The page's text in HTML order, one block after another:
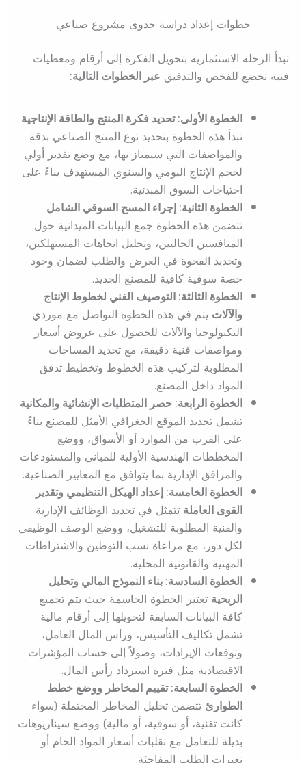
خطوات إعداد دراسة جدوى مشروع صناعي
تبدأ الرحلة الاستثمارية بتحويل الفكرة إلى أرقام ومعطيات
فنية تخضع للفحص والتدقيق عبر الخطوات التالية:
الخطوة الأولى: تحديد فكرة المنتج والطاقة الإنتاجية
تبدأ هذه الخطوة بتحديد نوع المنتج الصناعي بدقة
والمواصفات التي سيمتاز بها، مع وضع تقدير أولي
لحجم الإنتاج اليومي والسنوي المستهدف بناءً على
احتياجات السوق المبدئية.
الخطوة الثانية: إجراء المسح السوقي الشامل
تتضمن هذه الخطوة جمع البيانات الميدانية حول
المنافسين الحاليين، وتحليل اتجاهات المستهلكين،
وتحديد الفجوة في العرض والطلب لضمان وجود
حصة سوقية كافية للمصنع الجديد.
الخطوة الثالثة: التوصيف الفني لخطوط الإنتاج
والآلاتيتم في هذه الخطوة التواصل مع موردي
التكنولوجيا والآلات للحصول على عروض أسعار
ومواصفات فنية دقيقة، مع تحديد المساحات
المطلوبة لتركيب هذه الخطوط وتخطيط تدفق
المواد داخل المصنع.
الخطوة الرابعة: حصر المتطلبات الإنشائية والمكانية
تشمل تحديد الموقع الجغرافي الأمثل للمصنع بناءً
على القرب من الموارد أو الأسواق، ووضع
المخططات الهندسية الأولية للمباني والمستودعات
والمرافق الإدارية بما يتوافق مع المعايير الصناعية.
الخطوة الخامسة: إعداد الهيكل التنظيمي وتقدير
القوى العاملةتتمثل في تحديد الوظائف الإدارية
والفنية المطلوبة للتشغيل، ووضع الوصف الوظيفي
لكل دور، مع مراعاة نسب التوطين والاشتراطات
المهنية والقانونية المحلية.
الخطوة السادسة: بناء النموذج المالي وتحليل
الربحيةتعتبر الخطوة الحاسمة حيث يتم تجميع
كافة البيانات السابقة لتحويلها إلى أرقام مالية
تشمل تكاليف التأسيس، ورأس المال العامل،
وتوقعات الإيرادات، وصولاً إلى حساب المؤشرات
الاقتصادية مثل فترة استرداد رأس المال.
الخطوة السابعة: تقييم المخاطر ووضع خطط
الطوارئتتضمن تحليل المخاطر المحتملة (سواء
كانت تقنية، أو سوقية، أو مالية) ووضع سيناريوهات
بديلة للتعامل مع تقلبات أسعار المواد الخام أو
تغيرات الطلب المفاجئة.